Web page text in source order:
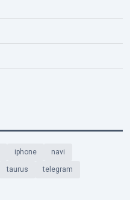
iphone navi
taurus telegram